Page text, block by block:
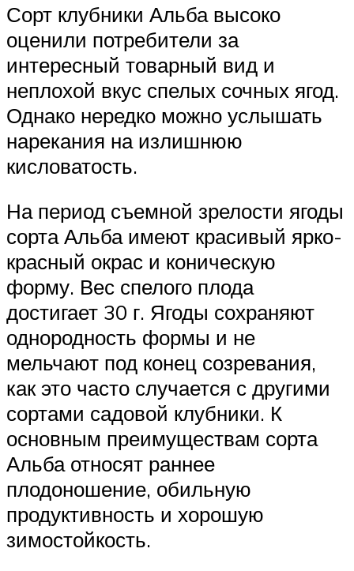
Сорт клубники Альба высоко
оценили потребители за
интересный товарный вид и
неплохой вкус спелых сочных ягод.
Однако нередко можно услышать
нарекания на излишнюю
кисловатость.
На период съемной зрелости ягоды
сорта Альба имеют красивый ярко-
красный окрас и коническую
форму. Вес спелого плода
достигает 30 г. Ягоды сохраняют
однородность формы и не
мельчают под конец созревания,
как это часто случается с другими
сортами садовой клубники. К
основным преимуществам сорта
Альба относят раннее
плодоношение, обильную
продуктивность и хорошую
зимостойкость.